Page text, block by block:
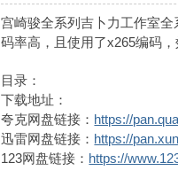
宫崎骏全系列吉卜力工
码率高，且使用了x265编码
目录：
下载地址：
夸克网盘链接： https://
迅雷网盘链接： https://
123网盘链接： https://